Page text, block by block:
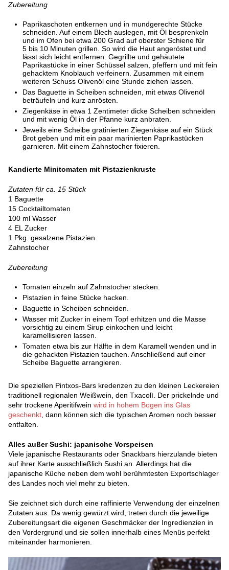
Zubereitung
Paprikaschoten entkernen und in mundgerechte Stücke
schneiden. Auf einem Blech auslegen, mit Öl besprenkeln
und im Ofen bei etwa 200 Grad auf oberster Schiene für
5 bis 10 Minuten grillen. So wird die Haut angeröstet und
lässt sich leicht entfernen. Gegrillte und gehäutete
Paprikastücke in einer Schüssel salzen, pfeffern und mit fein
gehacktem Knoblauch verfeinern. Zusammen mit einem
weiteren Schuss Olivenöl eine Stunde ziehen lassen.
Das Baguette in Scheiben schneiden, mit etwas Olivenöl
beträufeln und kurz anrösten.
Ziegenkäse in etwa 1 Zentimeter dicke Scheiben schneiden
und mit wenig Öl in der Pfanne kurz anbraten.
Jeweils eine Scheibe gratinierten Ziegenkäse auf ein Stück
Brot geben und mit ein paar marinierten Paprikastücken
garnieren. Mit einem Zahnstocher fixieren.
Kandierte Minitomaten mit Pistazienkruste
Zutaten für ca. 15 Stück
1 Baguette
15 Cocktailtomaten
100 ml Wasser
4 EL Zucker
1 Pkg. gesalzene Pistazien
Zahnstocher
Zubereitung
Tomaten einzeln auf Zahnstocher stecken.
Pistazien in feine Stücke hacken.
Baguette in Scheiben schneiden.
Wasser mit Zucker in einem Topf erhitzen und die Masse
vorsichtig zu einem Sirup einkochen und leicht
karamellisieren lassen.
Tomaten etwa bis zur Hälfte in dem Karamell wenden und in
die gehackten Pistazien tauchen. Anschließend auf einer
Scheibe Baguette arrangieren.
Die speziellen Pintxos-Bars kredenzen zu den kleinen Leckereien
traditionell regionalen Weißwein, den Txacolì. Der prickelnde und
sehr trockene Aperitifwein wird in hohem Bogen ins Glas
geschenkt, dann können sich die typischen Aromen noch besser
entfalten.
Alles außer Sushi: japanische Vorspeisen
Viele japanische Restaurants oder Snackbars hierzulande bieten
auf ihrer Karte ausschließlich Sushi an. Allerdings hat die
japanische Küche neben dem wohl berühmtesten Exportschlager
des Landes noch viel mehr zu bieten.
Sie zeichnet sich durch eine raffinierte Verwendung der einzelnen
Zutaten aus. Da wenig gewürzt wird, treten durch die jeweilige
Zubereitungsart die eigenen Geschmäcker der Ingredienzien in
den Vordergrund und sie sollen innerhalb eines Menüs perfekt
miteinander harmonieren.